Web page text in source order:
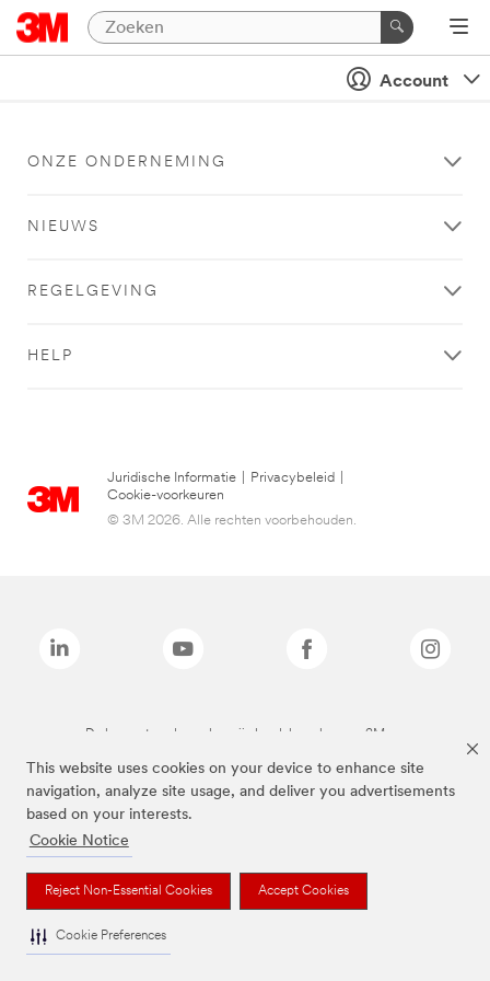
This website uses cookies on your device to enhance site
navigation, analyze site usage, and deliver you advertisements
based on your interests.
Cookie Notice
Reject Non-Essential Cookies Accept Cookies
Cookie Preferences
Account
ONZE ONDERNEMING
NIEUWS
REGELGEVING
HELP
Juridische Informatie Privacybeleid
Cookie-voorkeuren
© 3M 2026. Alle rechten voorbehouden.
De bovenstaande merken zijn handelsmerken van 3M.we